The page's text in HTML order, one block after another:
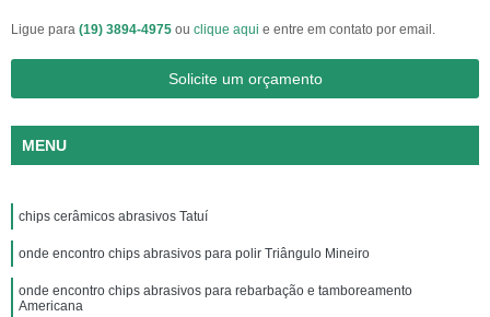
Ligue para (19) 3894-4975 ou clique aqui e entre em contato por email.
Solicite um orçamento
MENU
chips cerâmicos abrasivos Tatuí
onde encontro chips abrasivos para polir Triângulo Mineiro
onde encontro chips abrasivos para rebarbação e tamboreamento
Americana